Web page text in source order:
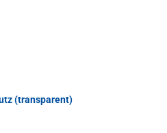
(transparent)